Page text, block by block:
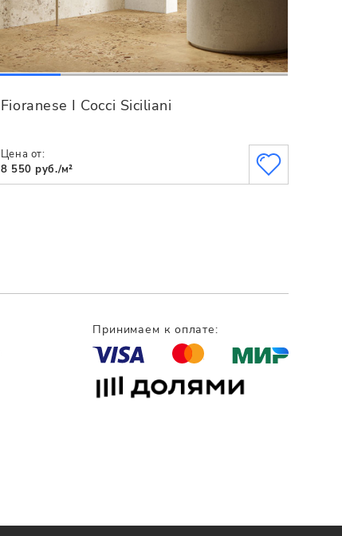
Fioranese I Cocci Siciliani
Цена от:
8 550 руб./м²
Принимаем к оплате: